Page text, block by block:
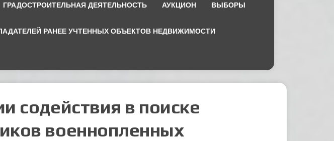
ГРАДОСТРОИТЕЛЬНАЯ ДЕЯТЕЛЬНОСТЬ АУКЦИОН ВЫБОРЫ
РАНЕЕ УЧТЕННЫХ ОБЪЕКТОВ НЕДВИЖИМОСТИ
содействия в поиске
военнопленных